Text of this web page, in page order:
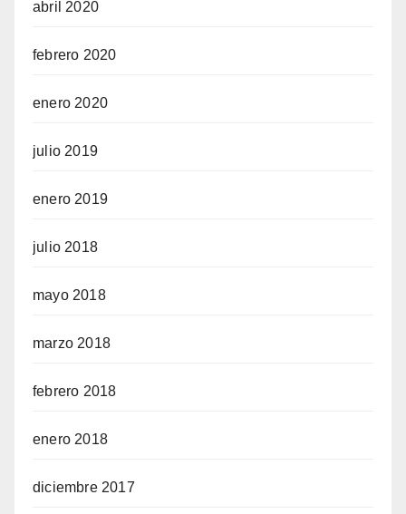
abril 2020
febrero 2020
enero 2020
julio 2019
enero 2019
julio 2018
mayo 2018
marzo 2018
febrero 2018
enero 2018
diciembre 2017